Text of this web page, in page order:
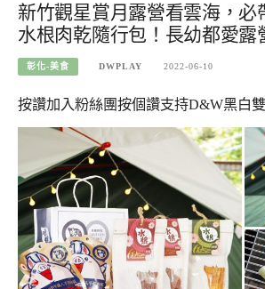
新竹觀星賞月露營看雲海，必
水根肉乾隨行包！長幼都愛露
彰化-美食 DWPLAY 2022-06-10
按讚加入粉絲團按個讚支持D&W黑白